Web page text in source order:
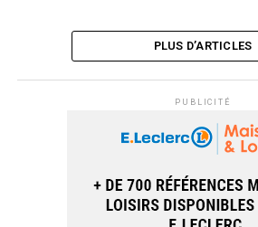
PLUS D’ARTICLES
PUBLICITÉ